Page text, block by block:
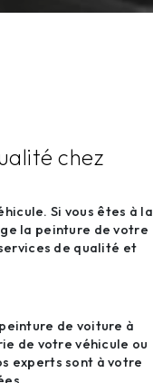
chez
Si vous êtes à la
la peinture de votre
de qualité et
de voiture à
de votre véhicule ou
experts sont à votre